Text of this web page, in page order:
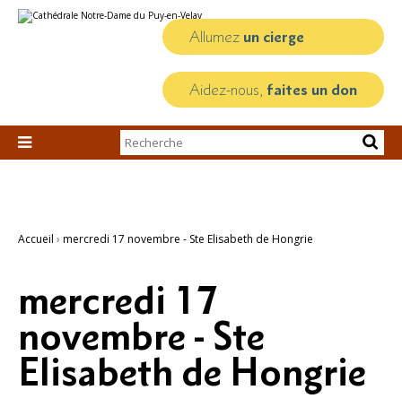
au
personnels
Allumez un cierge
Aidez-nous, faites un don

Chercher par
Recherche
Accueil › mercredi 17 novembre - Ste Elisabeth de Hongrie
mercredi 17
novembre - Ste
Elisabeth de Hongrie